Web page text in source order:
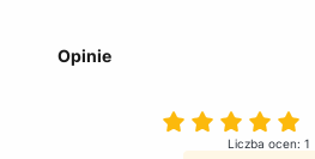
Opinie
Liczba ocen: 1